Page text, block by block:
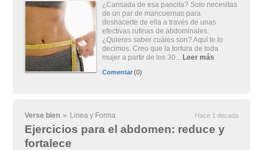
¿Cansada de esa pancita? Solo necesitas
de un par de mancuernas para
deshacerte de ella a través de unas
efectivas rutinas de abdominales.
¿Quieres saber cuáles son? Aquí te lo
decimos. Creo que la tortura de toda
mujer a partir de los 30... Leer más
Comentar(0)
Verse bien » Linea y Forma Hace 1 decada
Ejercicios para el abdomen: reduce y
fortalece